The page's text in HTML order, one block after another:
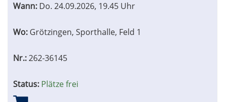
Wann: Do. 24.09.2026, 19.45 Uhr
Wo: Grötzingen, Sporthalle, Feld 1
Nr.:262-36145
Status: Plätze frei